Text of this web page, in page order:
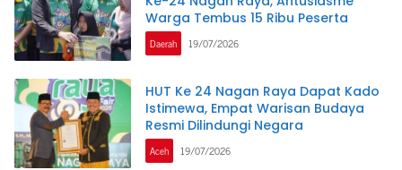
Warga Tembus 15 Ribu Peserta
Daerah 19/07/2026
HUT Ke 24 Nagan Raya Dapat Kado
Istimewa, Empat Warisan Budaya
Resmi Dilindungi Negara
Aceh 19/07/2026